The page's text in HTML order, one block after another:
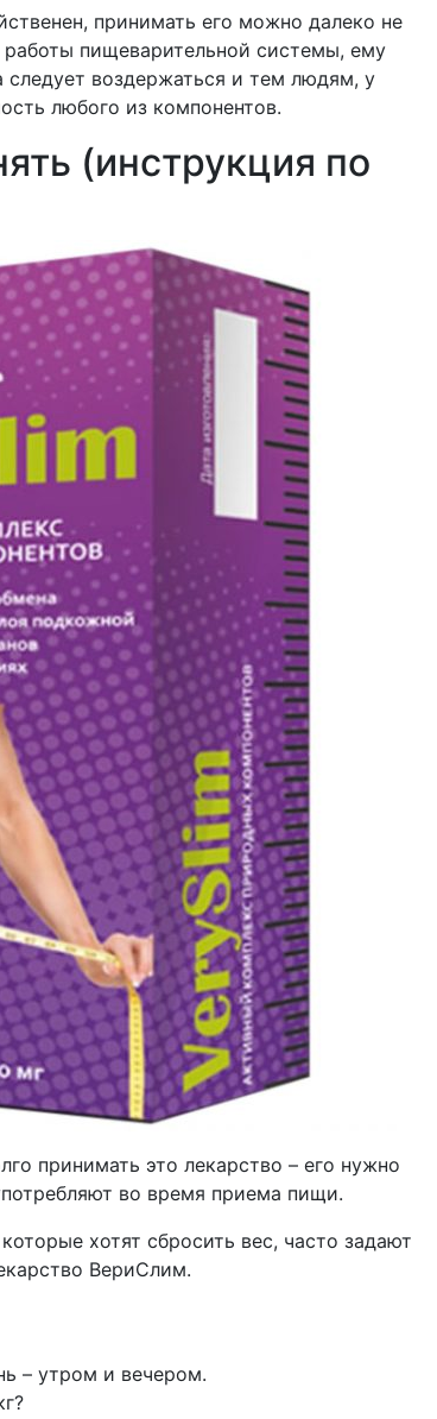
принимать его можно далеко не
пищеварительной системы, ему
следует воздержаться и тем людям, у
любого из компонентов.
(инструкция по
принимать это лекарство – его нужно
во время приема пищи.
хотят сбросить вес, часто задают
ВериСлим.
– утром и вечером.